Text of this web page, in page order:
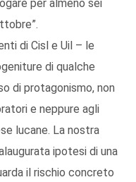
per almeno sei
di Cisl e Uil – le
di qualche
di protagonismo, non
e neppure agli
lucane. La nostra
ipotesi di una
il rischio concreto